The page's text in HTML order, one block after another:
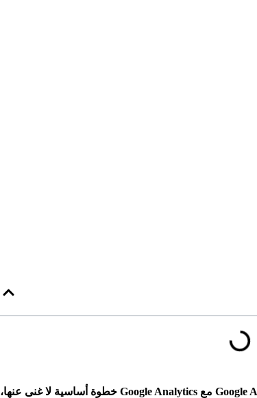
مع تحديثات التسويق الرقمي المستمرة، أصبح ربط Google Ads مع Google Analytics خطوة أساسية لا غنى عنها،